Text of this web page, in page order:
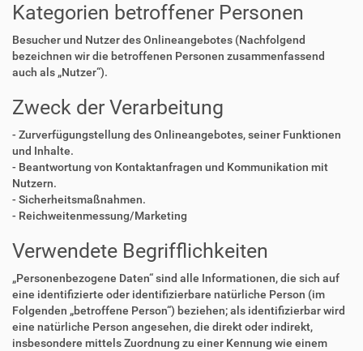
Kategorien betroffener Personen
Besucher und Nutzer des Onlineangebotes (Nachfolgend
bezeichnen wir die betroffenen Personen zusammenfassend
auch als „Nutzer“).
Zweck der Verarbeitung
- Zurverfügungstellung des Onlineangebotes, seiner Funktionen
und Inhalte.
- Beantwortung von Kontaktanfragen und Kommunikation mit
Nutzern.
- Sicherheitsmaßnahmen.
- Reichweitenmessung/Marketing
Verwendete Begrifflichkeiten
„Personenbezogene Daten“ sind alle Informationen, die sich auf
eine identifizierte oder identifizierbare natürliche Person (im
Folgenden „betroffene Person“) beziehen; als identifizierbar wird
eine natürliche Person angesehen, die direkt oder indirekt,
insbesondere mittels Zuordnung zu einer Kennung wie einem